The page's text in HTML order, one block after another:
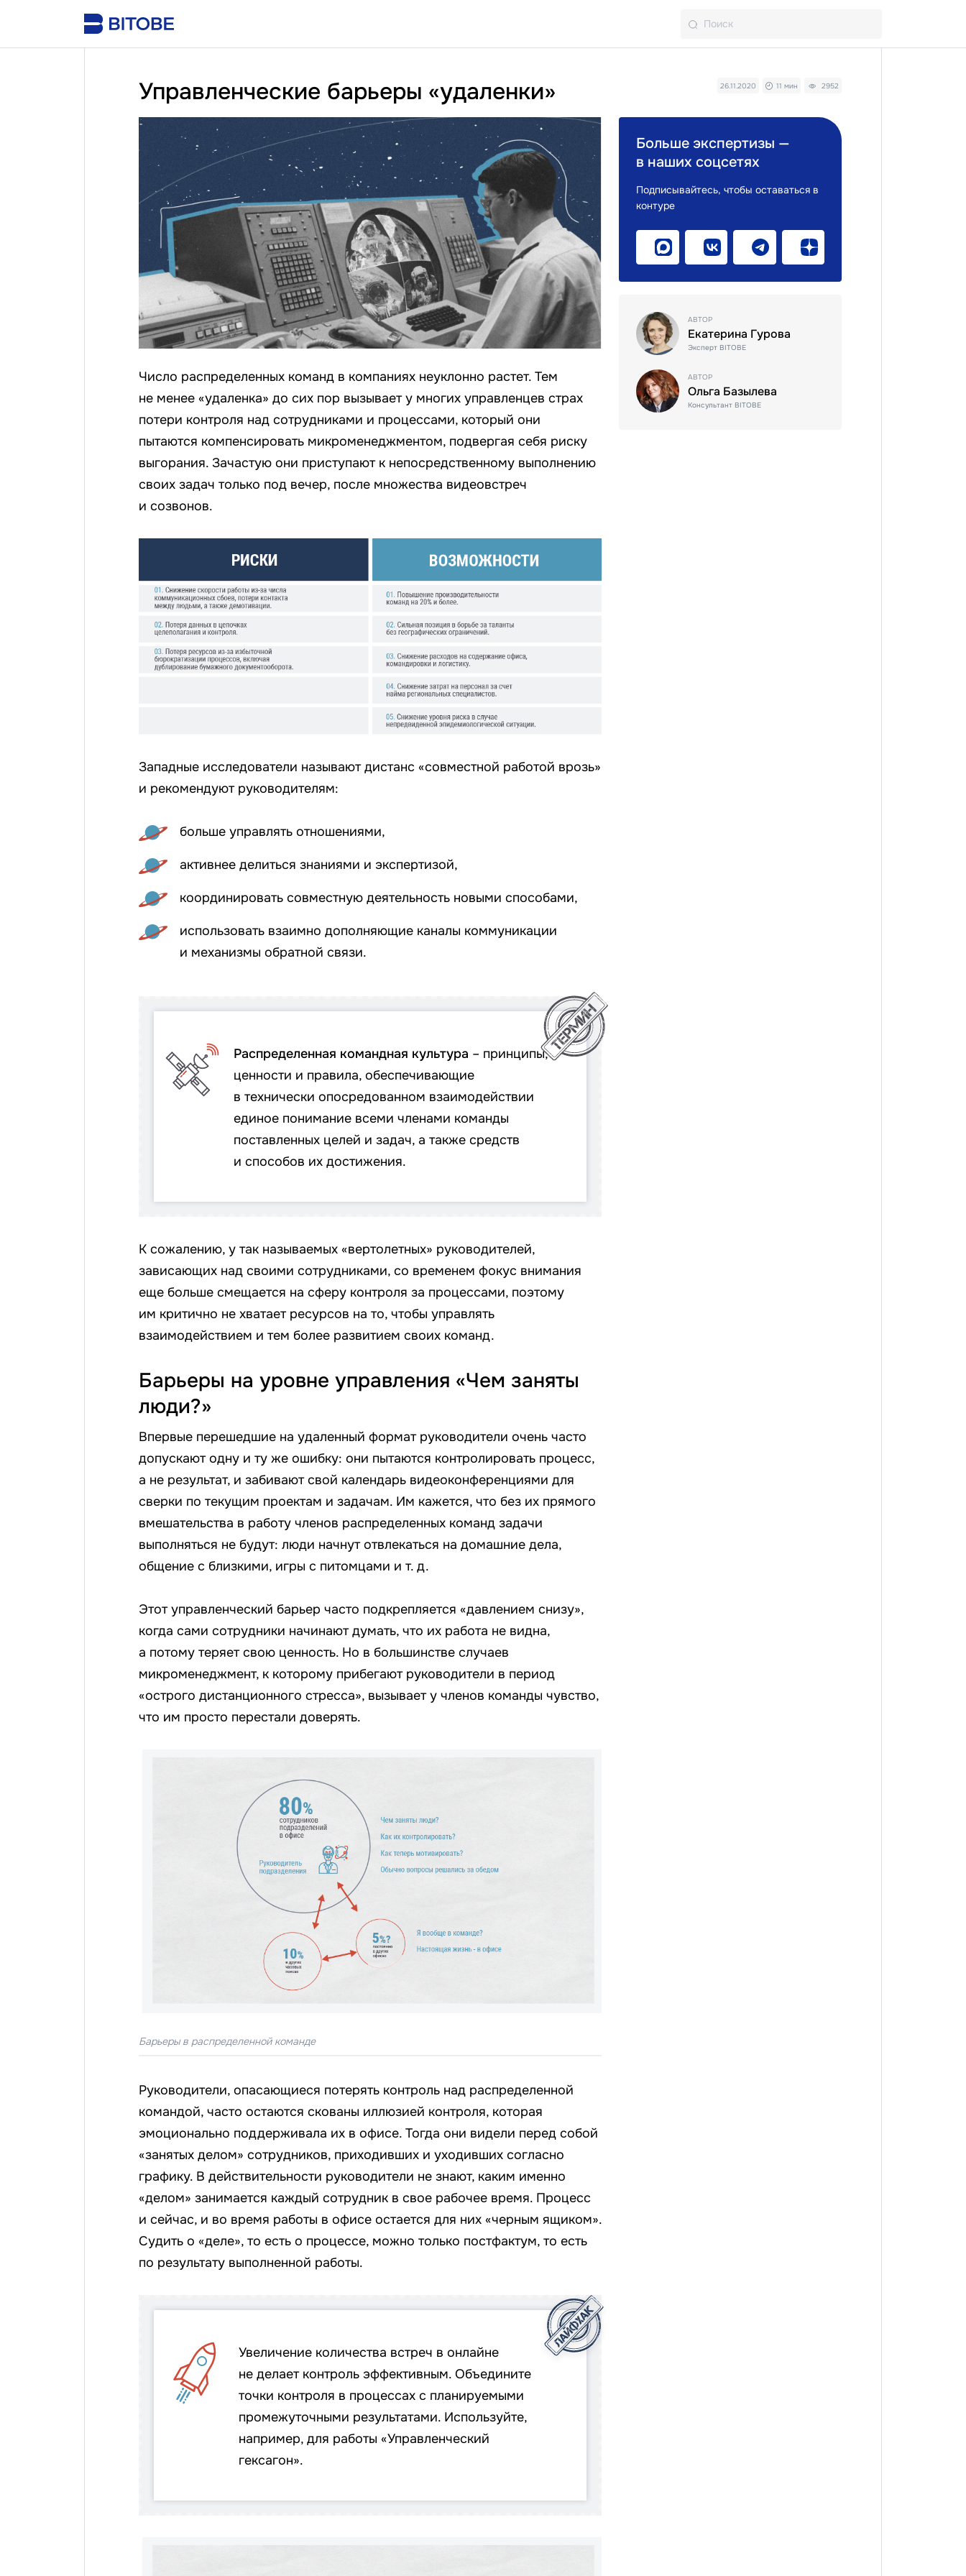
Управленческие барьеры «удаленки» 26.11.2020 11 мин 2952
Число распределенных команд в компаниях неуклонно растет. Тем
не менее «удаленка» до сих пор вызывает у многих управленцев страх
потери контроля над сотрудниками и процессами, который они
пытаются компенсировать микроменеджментом, подвергая себя риску
выгорания. Зачастую они приступают к непосредственному выполнению
своих задач только под вечер, после множества видеовстреч
и созвонов.
Западные исследователи называют дистанс «совместной работой врозь»
и рекомендуют руководителям:
больше управлять отношениями,
активнее делиться знаниями и экспертизой,
координировать совместную деятельность новыми способами,
использовать взаимно дополняющие каналы коммуникации
и механизмы обратной связи.
Распределенная командная культура – принципы,
ценности и правила, обеспечивающие
в технически опосредованном взаимодействии
единое понимание всеми членами команды
поставленных целей и задач, а также средств
и способов их достижения.
К сожалению, у так называемых «вертолетных» руководителей,
зависающих над своими сотрудниками, со временем фокус внимания
еще больше смещается на сферу контроля за процессами, поэтому
им критично не хватает ресурсов на то, чтобы управлять
взаимодействием и тем более развитием своих команд.
Барьеры на уровне управления «Чем заняты
люди?»
Впервые перешедшие на удаленный формат руководители очень часто
допускают одну и ту же ошибку: они пытаются контролировать процесс,
а не результат, и забивают свой календарь видеоконференциями для
сверки по текущим проектам и задачам. Им кажется, что без их прямого
вмешательства в работу членов распределенных команд задачи
выполняться не будут: люди начнут отвлекаться на домашние дела,
общение с близкими, игры с питомцами и т. д.
Этот управленческий барьер часто подкрепляется «давлением снизу»,
когда сами сотрудники начинают думать, что их работа не видна,
а потому теряет свою ценность. Но в большинстве случаев
микроменеджмент, к которому прибегают руководители в период
«острого дистанционного стресса», вызывает у членов команды чувство,
что им просто перестали доверять.
Барьеры в распределенной команде
Руководители, опасающиеся потерять контроль над распределенной
командой, часто остаются скованы иллюзией контроля, которая
эмоционально поддерживала их в офисе. Тогда они видели перед собой
«занятых делом» сотрудников, приходивших и уходивших согласно
графику. В действительности руководители не знают, каким именно
«делом» занимается каждый сотрудник в свое рабочее время. Процесс
и сейчас, и во время работы в офисе остается для них «черным ящиком».
Судить о «деле», то есть о процессе, можно только постфактум, то есть
по результату выполненной работы.
Увеличение количества встреч в онлайне
не делает контроль эффективным. Объедините
точки контроля в процессах с планируемыми
промежуточными результатами. Используйте,
например, для работы «Управленческий
гексагон».
Больше экспертизы —
в наших соцсетях
Подписывайтесь, чтобы оставаться в
контуре
АВТОР
Екатерина Гурова
Эксперт BITOBE
АВТОР
Ольга Базылева
Консультант BITOBE